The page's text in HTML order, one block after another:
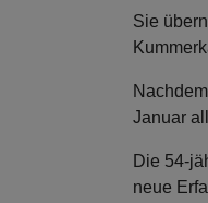
Sie
Januar
Die 54-
neue